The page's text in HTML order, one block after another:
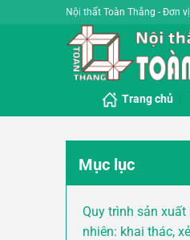
Nội thất Toàn Thắng - Đơn
Trang chủ
Mục lục
Quy trình sản
nhiên: khai thác,